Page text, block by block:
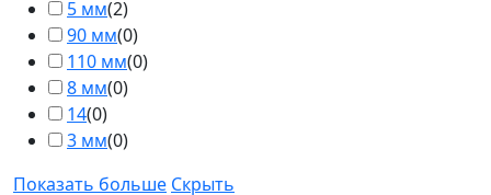
5 мм(2)
90 мм(0)
110 мм(0)
8 мм(0)
14(0)
3 мм(0)
Показать больше Скрыть